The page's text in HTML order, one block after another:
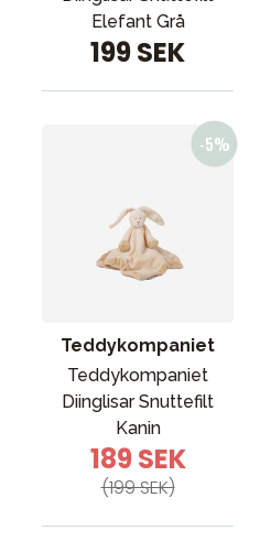
Elefant Grå
199 SEK
Teddykompaniet
Teddykompaniet
Diinglisar Snuttefilt
Kanin
189 SEK
(199 SEK)